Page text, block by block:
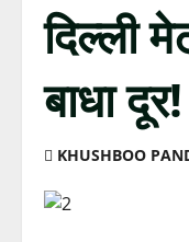
दिल्ली
बाधा
KHUSHBOO